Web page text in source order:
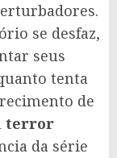
se desfaz,
seus
tenta
de
terror
da série